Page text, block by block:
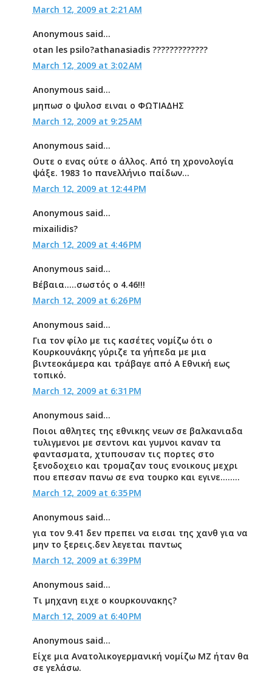
March 12, 2009 at 2:21 AM
Anonymous said...
otan les psilo?athanasiadis ?????????????
March 12, 2009 at 3:02 AM
Anonymous said...
μηπωσ ο ψυλοσ ειναι ο ΦΩΤΙΑΔΗΣ
March 12, 2009 at 9:25 AM
Anonymous said...
Ουτε ο ενας ούτε ο άλλος. Από τη χρονολογία
ψάξε. 1983 1ο πανελλήνιο παίδων...
March 12, 2009 at 12:44 PM
Anonymous said...
mixailidis?
March 12, 2009 at 4:46 PM
Anonymous said...
Βέβαια.....σωστός ο 4.46!!!
March 12, 2009 at 6:26 PM
Anonymous said...
Για τον φίλο με τις κασέτες νομίζω ότι ο
Κουρκουνάκης γύριζε τα γήπεδα με μια
βιντεοκάμερα και τράβαγε από Α Εθνική εως
τοπικό.
March 12, 2009 at 6:31 PM
Anonymous said...
Ποιοι αθλητες της εθνικης νεων σε βαλκανιαδα
τυλιγμενοι με σεντονι και γυμνοι καναν τα
φαντασματα, χτυπουσαν τις πορτες στο
ξενοδοχειο και τρομαζαν τους ενοικους μεχρι
που επεσαν πανω σε ενα τουρκο και εγινε........
March 12, 2009 at 6:35 PM
Anonymous said...
για τον 9.41 δεν πρεπει να εισαι της χανθ για να
μην το ξερεις.δεν λεγεται παντως
March 12, 2009 at 6:39 PM
Anonymous said...
Τι μηχανη ειχε ο κουρκουνακης?
March 12, 2009 at 6:40 PM
Anonymous said...
Είχε μια Ανατολικογερμανική νομίζω ΜΖ ήταν θα
σε γελάσω.